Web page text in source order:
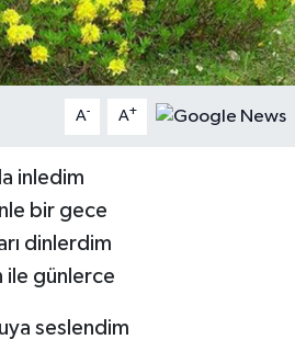
A- A+
inledim
bir gece
dinlerdim
ile günlerce
seslendim